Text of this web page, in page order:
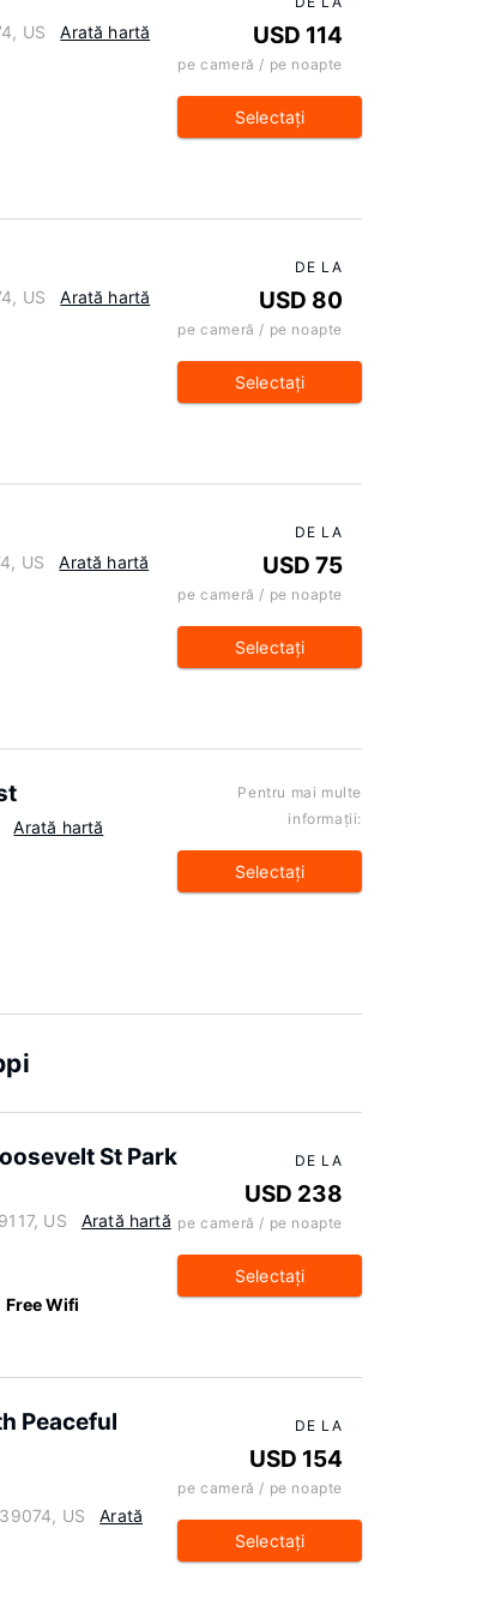
US Arată hartă USD 114
pe cameră / pe noapte
Selectaţi
US Arată hartă
DE LA
USD 80
pe cameră / pe noapte
Selectaţi
US Arată hartă
DE LA
USD 75
pe cameră / pe noapte
Selectaţi
Arată hartă
Pentru mai multe
informaţii:
Selectaţi
St Park
US Arată hartă
Free Wifi
DE LA
USD 238
pe cameră / pe noapte
Selectaţi
Peaceful
US
Arată
DE LA
USD 154
pe cameră / pe noapte
Selectaţi